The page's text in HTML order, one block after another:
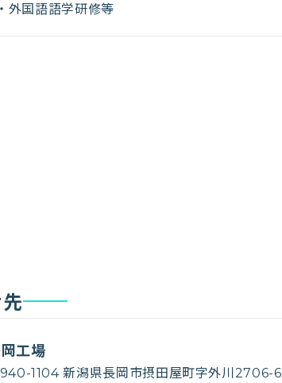
外国語語学研修等
工場
1104 新潟県長岡市摂田屋町字外川2706-6